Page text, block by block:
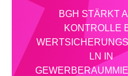
BGH STÄRKT
KONTROLLE
LN IN